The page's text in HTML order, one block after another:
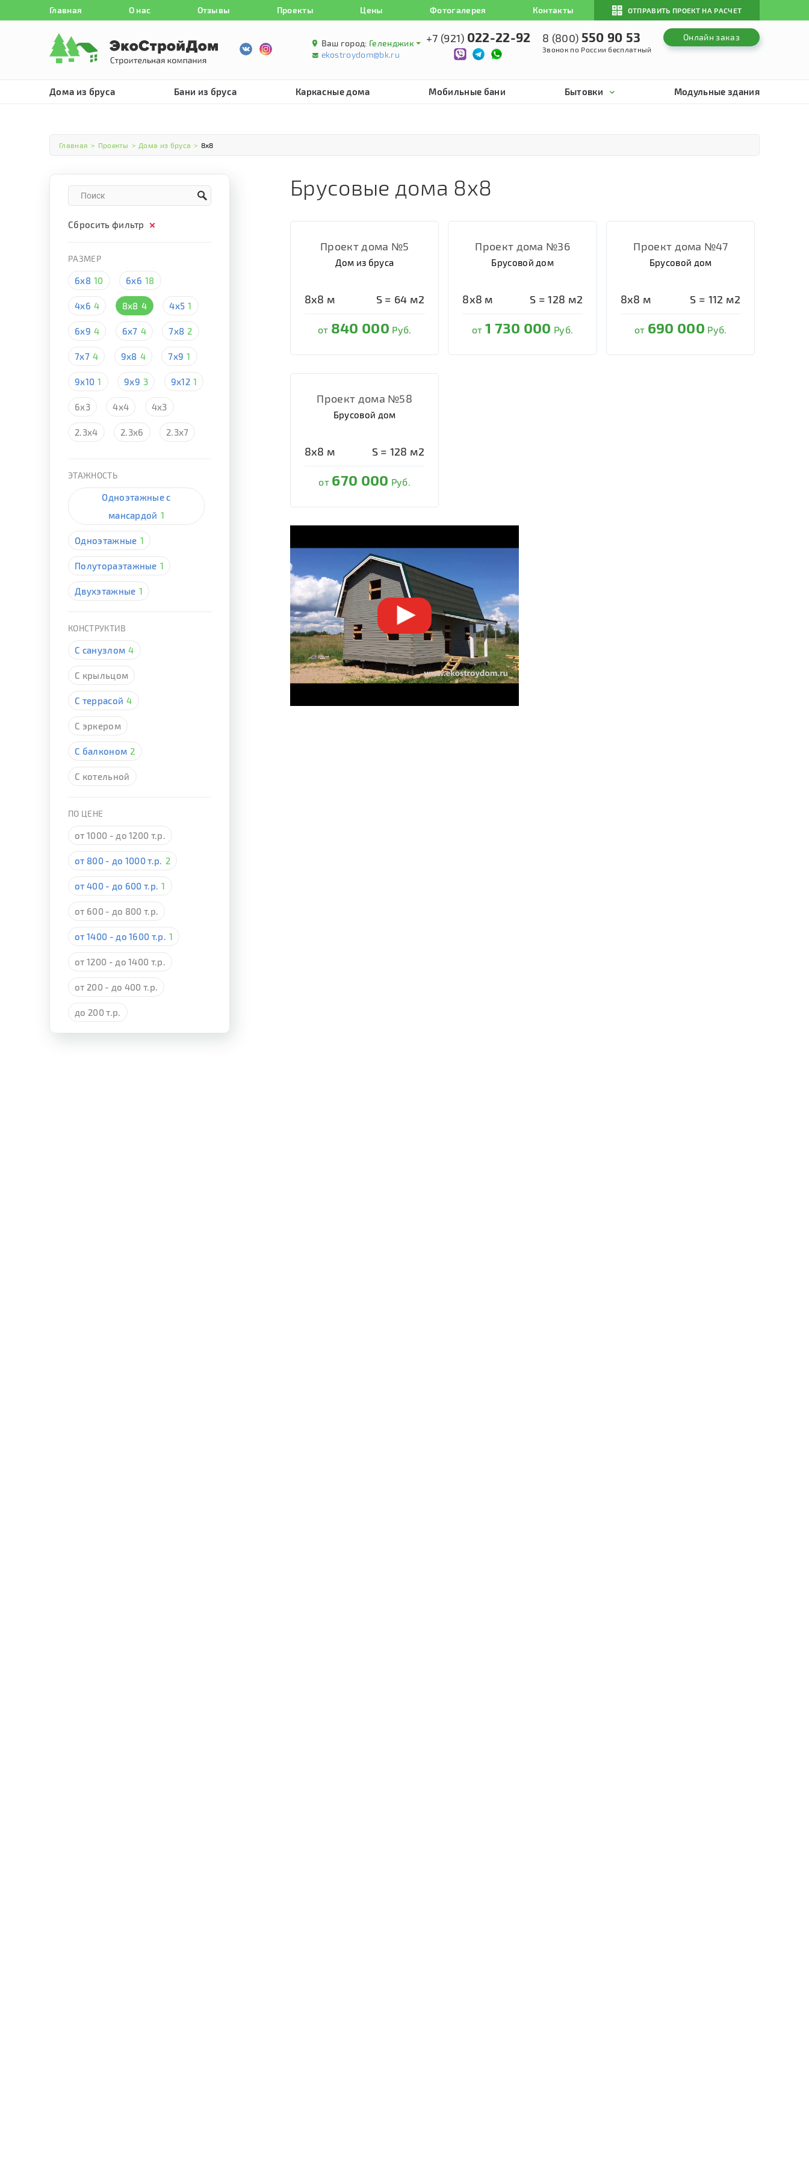
Главная О нас Отзывы Проекты Цены Фотогалерея Контакты ОТПРАВИТЬ ПРОЕКТ НА РАСЧЕТ
Ваш город: Геленджик
ekostroydom@bk.ru
+7 (921) 022-22-92 8 (800) 550 90 53
Звонок по России бесплатный
Онлайн заказ
Дома из бруса Бани из бруса Каркасные дома Мобильные бани Бытовки Модульные здания
Главная > Проекты > Дома из бруса > 8х8
Сбросить фильтр
РАЗМЕР
6х8 10 6х6 18
4х6 4 8х8 4 4х5 1
6х9 4 6х7 4 7х8 2
7х7 4 9х8 4 7х9 1
9х10 1 9х9 3 9х12 1
6х3 4х4 4х3
2.3х4 2.3х6 2.3х7
ЭТАЖНОСТЬ
Одноэтажные с
мансардой 1
Одноэтажные 1
Полутораэтажные 1
Двухэтажные 1
КОНСТРУКТИВ
С санузлом 4
С крыльцом
С террасой 4
С эркером
С балконом 2
С котельной
ПО ЦЕНЕ
от 1000 - до 1200 т.р.
от 800 - до 1000 т.р. 2
от 400 - до 600 т.р. 1
от 600 - до 800 т.р.
от 1400 - до 1600 т.р. 1
от 1200 - до 1400 т.р.
от 200 - до 400 т.р.
до 200 т.р.
Брусовые дома 8х8
Проект дома №5
Дом из бруса
8х8 м S = 64 м2
от 840 000 Руб.
Проект дома №36
Брусовой дом
8х8 м S =128 м2
от 1 730 000 Руб.
Проект дома №47
Брусовой дом
8х8 м S = 112 м2
от 690 000 Руб.
Проект дома №58
Брусовой дом
8х8 м S = 128 м2
от 670 000 Руб.